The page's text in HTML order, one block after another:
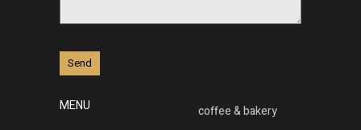
MENU coffee & bakery